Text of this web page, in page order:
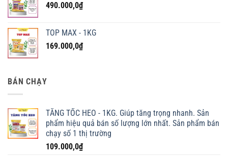
490.000,0₫
TOP MAX - 1KG
169.000,0₫
BÁN CHẠY
TĂNG TỐC HEO - 1KG. Giúp tăng trọng nhanh. Sản
phẩm hiệu quả bán số lượng lớn nhất. Sản phẩm bán
chạy số 1 thị trường
109.000,0₫